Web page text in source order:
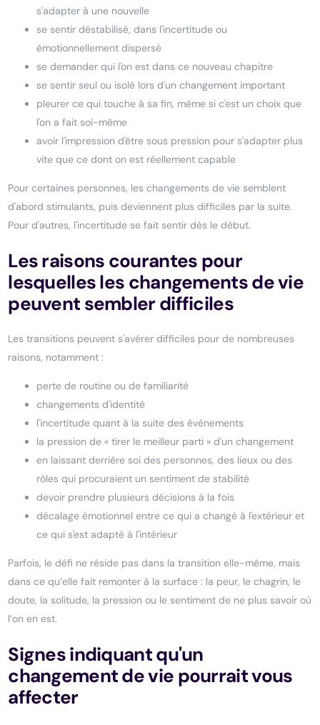
s'adapter à une nouvelle
se sentir déstabilisé, dans l'incertitude ou
émotionnellement dispersé
se demander qui l'on est dans ce nouveau chapitre
se sentir seul ou isolé lors d'un changement important
pleurer ce qui touche à sa fin, même si c'est un choix que
l'on a fait soi-même
avoir l'impression d'être sous pression pour s'adapter plus
vite que ce dont on est réellement capable
Pour certaines personnes, les changements de vie semblent
d'abord stimulants, puis deviennent plus difficiles par la suite.
Pour d'autres, l'incertitude se fait sentir dès le début.
Les raisons courantes pour
lesquelles les changements de vie
peuvent sembler difficiles
Les transitions peuvent s'avérer difficiles pour de nombreuses
raisons, notamment :
perte de routine ou de familiarité
changements d'identité
l'incertitude quant à la suite des événements
la pression de « tirer le meilleur parti » d'un changement
en laissant derrière soi des personnes, des lieux ou des
rôles qui procuraient un sentiment de stabilité
devoir prendre plusieurs décisions à la fois
décalage émotionnel entre ce qui a changé à l'extérieur et
ce qui s'est adapté à l'intérieur
Parfois, le défi ne réside pas dans la transition elle-même, mais
dans ce qu’elle fait remonter à la surface : la peur, le chagrin, le
doute, la solitude, la pression ou le sentiment de ne plus savoir où
l’on en est.
Signes indiquant qu'un
changement de vie pourrait vous
affecter